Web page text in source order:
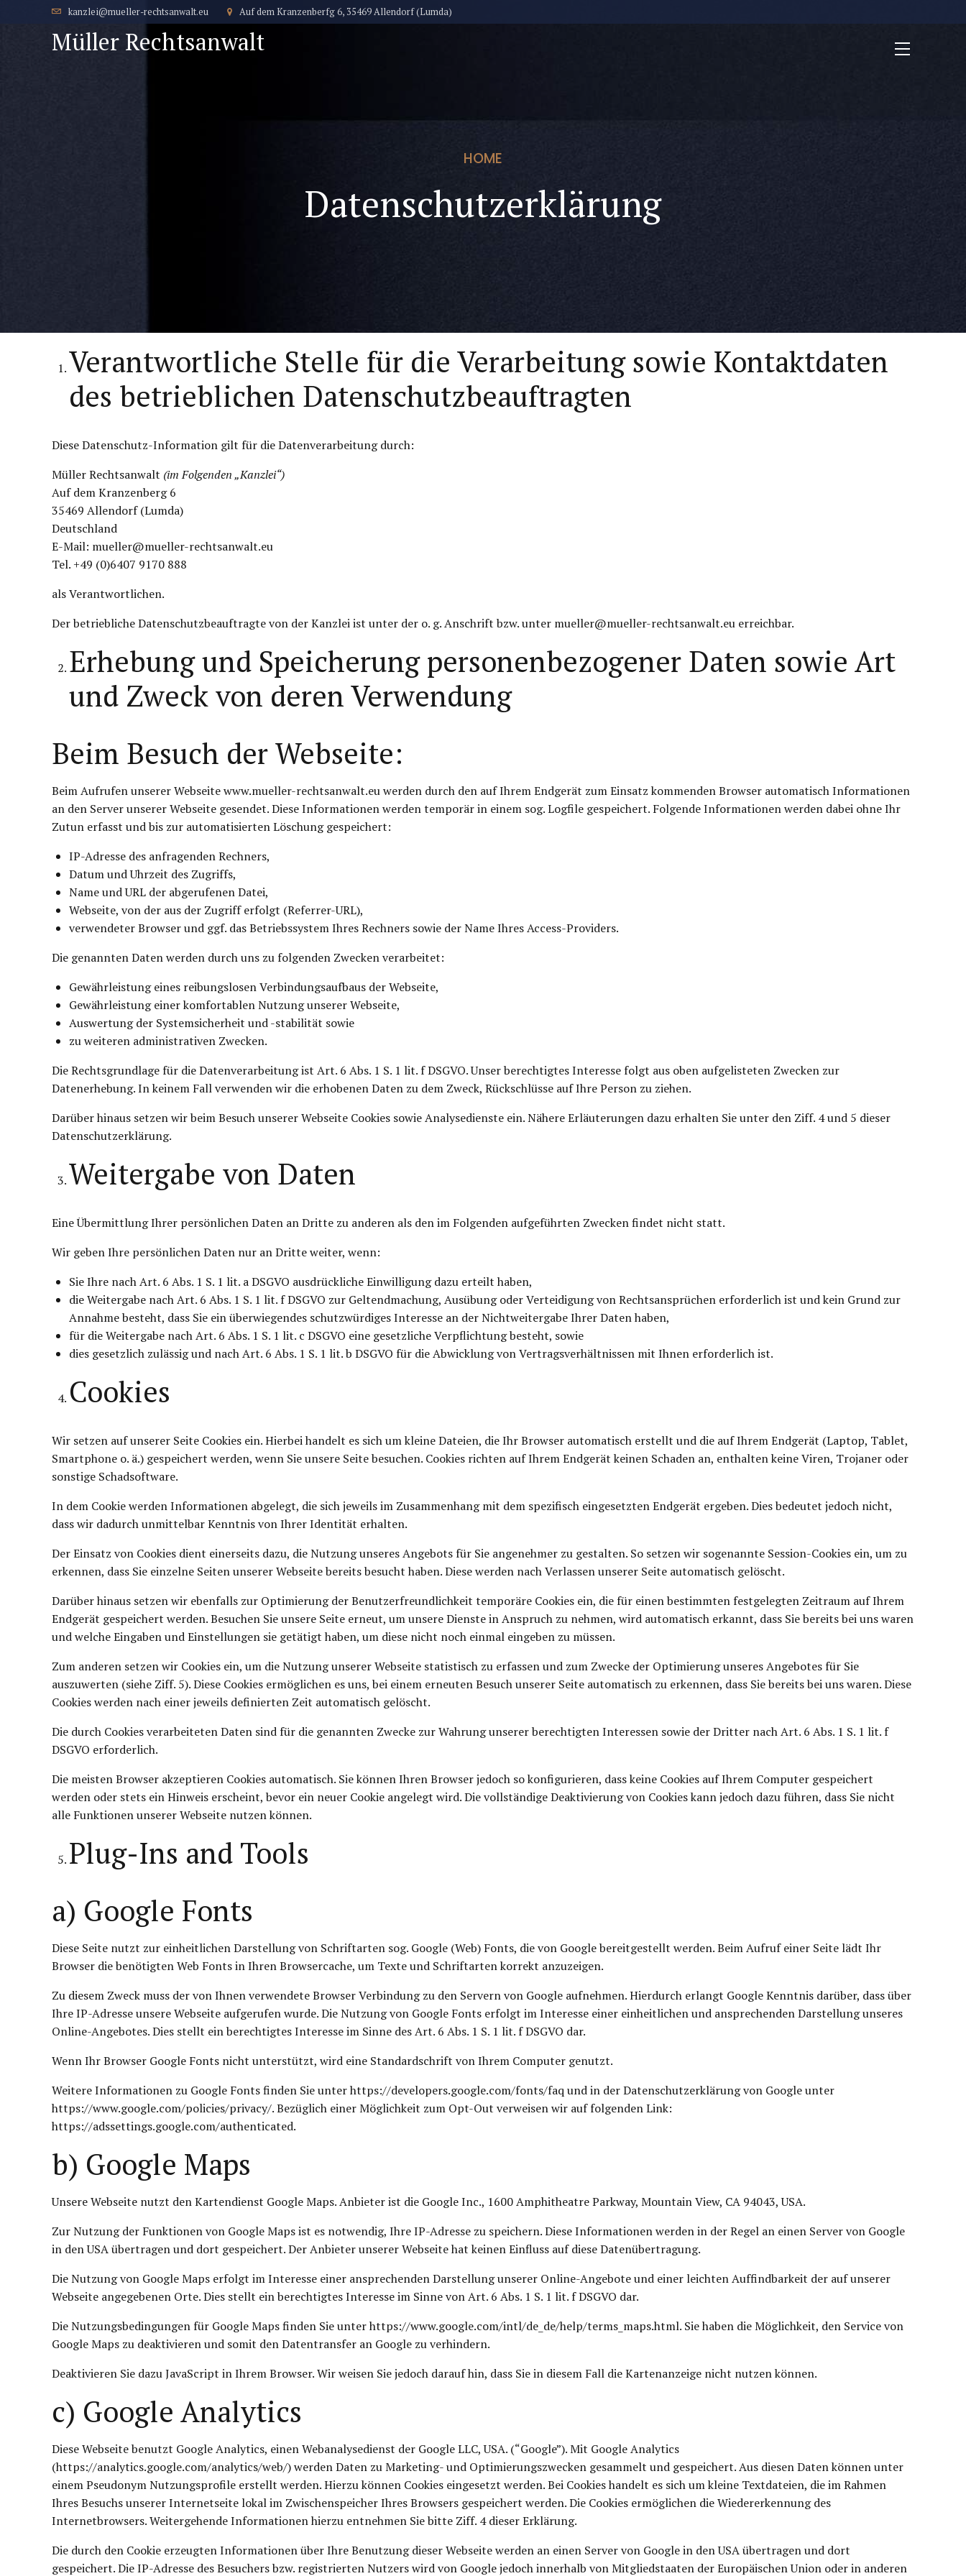
kanzlei@mueller-rechtsanwalt.eu Auf dem Kranzenberfg 6, 35469 Allendorf (Lumda)
Müller Rechtsanwalt
HOME
Datenschutzerklärung
Verantwortliche Stelle für die Verarbeitung sowie Kontaktdaten
des betrieblichen Datenschutzbeauftragten
Diese Datenschutz-Information gilt für die Datenverarbeitung durch:
Müller Rechtsanwalt (im Folgenden „Kanzlei“)
Auf dem Kranzenberg 6
35469 Allendorf (Lumda)
Deutschland
E-Mail: mueller@mueller-rechtsanwalt.eu
Tel. +49 (0)6407 9170 888
als Verantwortlichen.
Der betriebliche Datenschutzbeauftragte von der Kanzlei ist unter der o. g. Anschrift bzw. unter mueller@mueller-rechtsanwalt.eu erreichbar.
Erhebung und Speicherung personenbezogener Daten sowie Art
und Zweck von deren Verwendung
Beim Besuch der Webseite:
Beim Aufrufen unserer Webseite www.mueller-rechtsanwalt.eu werden durch den auf Ihrem Endgerät zum Einsatz kommenden Browser automatisch Informationen
an den Server unserer Webseite gesendet. Diese Informationen werden temporär in einem sog. Logfile gespeichert. Folgende Informationen werden dabei ohne Ihr
Zutun erfasst und bis zur automatisierten Löschung gespeichert:
IP-Adresse des anfragenden Rechners,
Datum und Uhrzeit des Zugriffs,
Name und URL der abgerufenen Datei,
Webseite, von der aus der Zugriff erfolgt (Referrer-URL),
verwendeter Browser und ggf. das Betriebssystem Ihres Rechners sowie der Name Ihres Access-Providers.
Die genannten Daten werden durch uns zu folgenden Zwecken verarbeitet:
Gewährleistung eines reibungslosen Verbindungsaufbaus der Webseite,
Gewährleistung einer komfortablen Nutzung unserer Webseite,
Auswertung der Systemsicherheit und -stabilität sowie
zu weiteren administrativen Zwecken.
Die Rechtsgrundlage für die Datenverarbeitung ist Art. 6 Abs. 1 S. 1 lit. f DSGVO. Unser berechtigtes Interesse folgt aus oben aufgelisteten Zwecken zur
Datenerhebung. In keinem Fall verwenden wir die erhobenen Daten zu dem Zweck, Rückschlüsse auf Ihre Person zu ziehen.
Darüber hinaus setzen wir beim Besuch unserer Webseite Cookies sowie Analysedienste ein. Nähere Erläuterungen dazu erhalten Sie unter den Ziff. 4 und 5 dieser
Datenschutzerklärung.
Weitergabe von Daten
Eine Übermittlung Ihrer persönlichen Daten an Dritte zu anderen als den im Folgenden aufgeführten Zwecken findet nicht statt.
Wir geben Ihre persönlichen Daten nur an Dritte weiter, wenn:
Sie Ihre nach Art. 6 Abs. 1 S. 1 lit. a DSGVO ausdrückliche Einwilligung dazu erteilt haben,
die Weitergabe nach Art. 6 Abs. 1 S. 1 lit. f DSGVO zur Geltendmachung, Ausübung oder Verteidigung von Rechtsansprüchen erforderlich ist und kein Grund zur
Annahme besteht, dass Sie ein überwiegendes schutzwürdiges Interesse an der Nichtweitergabe Ihrer Daten haben,
für die Weitergabe nach Art. 6 Abs. 1 S. 1 lit. c DSGVO eine gesetzliche Verpflichtung besteht, sowie
dies gesetzlich zulässig und nach Art. 6 Abs. 1 S. 1 lit. b DSGVO für die Abwicklung von Vertragsverhältnissen mit Ihnen erforderlich ist.
Cookies
Wir setzen auf unserer Seite Cookies ein. Hierbei handelt es sich um kleine Dateien, die Ihr Browser automatisch erstellt und die auf Ihrem Endgerät (Laptop, Tablet,
Smartphone o. ä.) gespeichert werden, wenn Sie unsere Seite besuchen. Cookies richten auf Ihrem Endgerät keinen Schaden an, enthalten keine Viren, Trojaner oder
sonstige Schadsoftware.
In dem Cookie werden Informationen abgelegt, die sich jeweils im Zusammenhang mit dem spezifisch eingesetzten Endgerät ergeben. Dies bedeutet jedoch nicht,
dass wir dadurch unmittelbar Kenntnis von Ihrer Identität erhalten.
Der Einsatz von Cookies dient einerseits dazu, die Nutzung unseres Angebots für Sie angenehmer zu gestalten. So setzen wir sogenannte Session-Cookies ein, um zu
erkennen, dass Sie einzelne Seiten unserer Webseite bereits besucht haben. Diese werden nach Verlassen unserer Seite automatisch gelöscht.
Darüber hinaus setzen wir ebenfalls zur Optimierung der Benutzerfreundlichkeit temporäre Cookies ein, die für einen bestimmten festgelegten Zeitraum auf Ihrem
Endgerät gespeichert werden. Besuchen Sie unsere Seite erneut, um unsere Dienste in Anspruch zu nehmen, wird automatisch erkannt, dass Sie bereits bei uns waren
und welche Eingaben und Einstellungen sie getätigt haben, um diese nicht noch einmal eingeben zu müssen.
Zum anderen setzen wir Cookies ein, um die Nutzung unserer Webseite statistisch zu erfassen und zum Zwecke der Optimierung unseres Angebotes für Sie
auszuwerten (siehe Ziff. 5). Diese Cookies ermöglichen es uns, bei einem erneuten Besuch unserer Seite automatisch zu erkennen, dass Sie bereits bei uns waren. Diese
Cookies werden nach einer jeweils definierten Zeit automatisch gelöscht.
Die durch Cookies verarbeiteten Daten sind für die genannten Zwecke zur Wahrung unserer berechtigten Interessen sowie der Dritter nach Art. 6 Abs. 1 S. 1 lit. f
DSGVO erforderlich.
Die meisten Browser akzeptieren Cookies automatisch. Sie können Ihren Browser jedoch so konfigurieren, dass keine Cookies auf Ihrem Computer gespeichert
werden oder stets ein Hinweis erscheint, bevor ein neuer Cookie angelegt wird. Die vollständige Deaktivierung von Cookies kann jedoch dazu führen, dass Sie nicht
alle Funktionen unserer Webseite nutzen können.
Plug-Ins and Tools
a) Google Fonts
Diese Seite nutzt zur einheitlichen Darstellung von Schriftarten sog. Google (Web) Fonts, die von Google bereitgestellt werden. Beim Aufruf einer Seite lädt Ihr
Browser die benötigten Web Fonts in Ihren Browsercache, um Texte und Schriftarten korrekt anzuzeigen.
Zu diesem Zweck muss der von Ihnen verwendete Browser Verbindung zu den Servern von Google aufnehmen. Hierdurch erlangt Google Kenntnis darüber, dass über
Ihre IP-Adresse unsere Webseite aufgerufen wurde. Die Nutzung von Google Fonts erfolgt im Interesse einer einheitlichen und ansprechenden Darstellung unseres
Online-Angebotes. Dies stellt ein berechtigtes Interesse im Sinne des Art. 6 Abs. 1 S. 1 lit. f DSGVO dar.
Wenn Ihr Browser Google Fonts nicht unterstützt, wird eine Standardschrift von Ihrem Computer genutzt.
Weitere Informationen zu Google Fonts finden Sie unter https://developers.google.com/fonts/faq und in der Datenschutzerklärung von Google unter
https://www.google.com/policies/privacy/. Bezüglich einer Möglichkeit zum Opt-Out verweisen wir auf folgenden Link:
https://adssettings.google.com/authenticated.
b) Google Maps
Unsere Webseite nutzt den Kartendienst Google Maps. Anbieter ist die Google Inc., 1600 Amphitheatre Parkway, Mountain View, CA 94043, USA.
Zur Nutzung der Funktionen von Google Maps ist es notwendig, Ihre IP-Adresse zu speichern. Diese Informationen werden in der Regel an einen Server von Google
in den USA übertragen und dort gespeichert. Der Anbieter unserer Webseite hat keinen Einfluss auf diese Datenübertragung.
Die Nutzung von Google Maps erfolgt im Interesse einer ansprechenden Darstellung unserer Online-Angebote und einer leichten Auffindbarkeit der auf unserer
Webseite angegebenen Orte. Dies stellt ein berechtigtes Interesse im Sinne von Art. 6 Abs. 1 S. 1 lit. f DSGVO dar.
Die Nutzungsbedingungen für Google Maps finden Sie unter https://www.google.com/intl/de_de/help/terms_maps.html. Sie haben die Möglichkeit, den Service von
Google Maps zu deaktivieren und somit den Datentransfer an Google zu verhindern.
Deaktivieren Sie dazu JavaScript in Ihrem Browser. Wir weisen Sie jedoch darauf hin, dass Sie in diesem Fall die Kartenanzeige nicht nutzen können.
c) Google Analytics
Diese Webseite benutzt Google Analytics, einen Webanalysedienst der Google LLC, USA. (“Google”). Mit Google Analytics
(https://analytics.google.com/analytics/web/) werden Daten zu Marketing- und Optimierungszwecken gesammelt und gespeichert. Aus diesen Daten können unter
einem Pseudonym Nutzungsprofile erstellt werden. Hierzu können Cookies eingesetzt werden. Bei Cookies handelt es sich um kleine Textdateien, die im Rahmen
Ihres Besuchs unserer Internetseite lokal im Zwischenspeicher Ihres Browsers gespeichert werden. Die Cookies ermöglichen die Wiedererkennung des
Internetbrowsers. Weitergehende Informationen hierzu entnehmen Sie bitte Ziff. 4 dieser Erklärung.
Die durch den Cookie erzeugten Informationen über Ihre Benutzung dieser Webseite werden an einen Server von Google in den USA übertragen und dort
gespeichert. Die IP-Adresse des Besuchers bzw. registrierten Nutzers wird von Google jedoch innerhalb von Mitgliedstaaten der Europäischen Union oder in anderen